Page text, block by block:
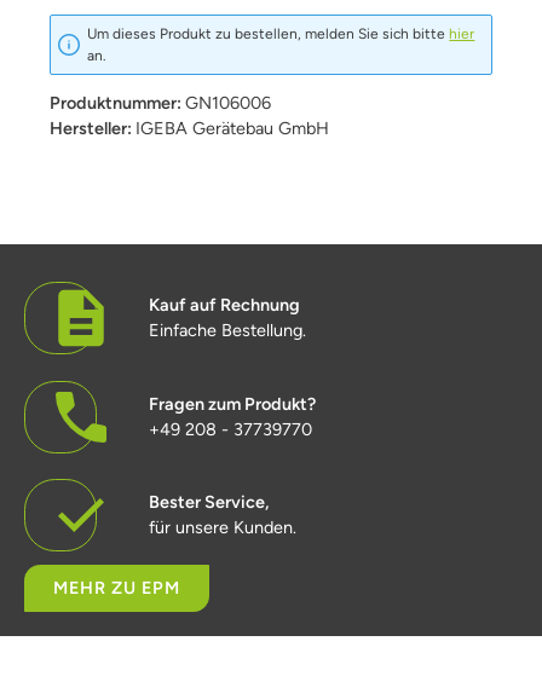
Um dieses Produkt zu bestellen, melden Sie sich bitte hier
an.
Produktnummer: GN106006
Hersteller: IGEBA Gerätebau GmbH
Kauf auf Rechnung
Einfache Bestellung.
Fragen zum Produkt?
+49 208 - 37739770
Bester Service,
für unsere Kunden.
MEHR ZU EPM